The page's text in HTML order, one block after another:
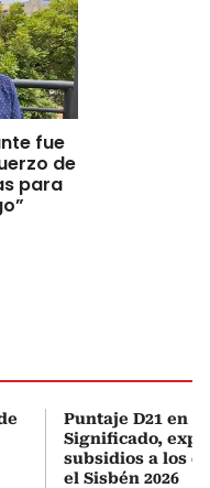
fue
de
para
Puntaje D21 en
Significado,
subsidios a los
el Sisbén 2026